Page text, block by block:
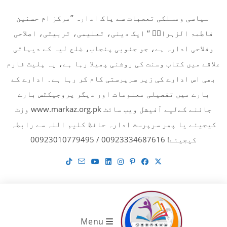
content
سیاسی ومسلکی تعصبات سے پاک ادارہ ’’مرکز ام حسنین
فاطمۃ الزہراءؓ ‘‘ ایک دینی، تعلیمی، تربیتی، اصلاحی
وفلاحی ادارہ ہے، جو جنوبی پنجاب، ضلع لیہ کے دیہاتی
علاقے میں کتاب وسنت کی روشنی پھیلا رہا ہے، یہ پلیٹ فارم
بھی اس ادارے کی زیر سرپرستی کام کر رہا ہے۔ ادارے کے
بارے میں تفصیلی معلومات اور دیگر پروجیکٹس بارے
جاننے کےلیے آفیشل ویب سائٹ www.markaz.org.pk وزٹ
کیجیئے یا پھر سرپرست ادارہ حافظ کلیم اللہ سے رابطہ
کیجیئے! 00923334687616 / 00923010779495
Menu